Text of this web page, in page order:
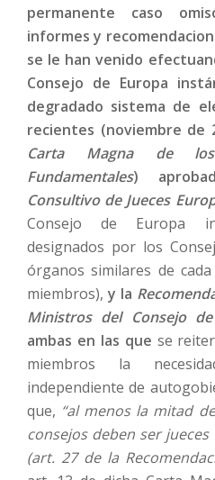
permanente caso
informes y
se le han venido
Consejo de Europa
degradado sistema de
recientes (noviembre de
Carta Magna de los
Fundamentales)
Consultivo de Jueces
Consejo de Europa
designados por los
órganos similares de
miembros),y la
Ministros del Consejo
ambas en las que se
miembros la
independiente de
que, “al menos la mitad
consejos deben ser
(art. 27 de la